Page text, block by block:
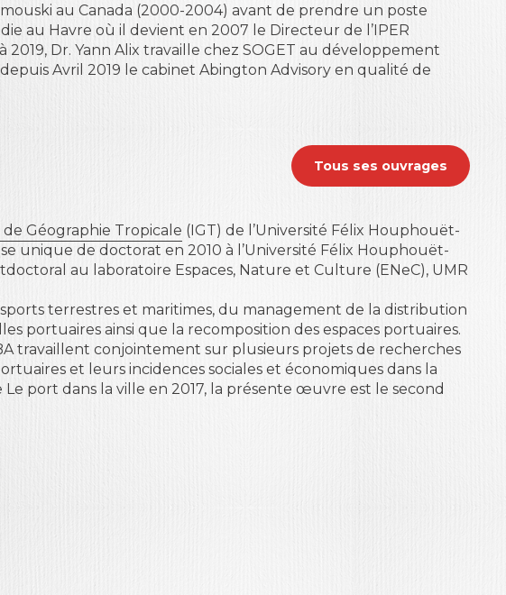
au Canada (2000-2004) avant de prendre un poste
au Havre où il devient en 2007 le Directeur de l’IPER
Dr. Yann Alix travaille chez SOGET au développement
Avril 2019 le cabinet Abington Advisory en qualité de
Tous ses ouvrages
Géographie Tropicale (IGT) de l’Université Félix Houphouët-
unique de doctorat en 2010 à l’Université Félix Houphouët-
au laboratoire Espaces, Nature et Culture (ENeC), UMR
terrestres et maritimes, du management de la distribution
portuaires ainsi que la recomposition des espaces portuaires.
travaillent conjointement sur plusieurs projets de recherches
et leurs incidences sociales et économiques dans la
port dans la ville en 2017, la présente œuvre est le second